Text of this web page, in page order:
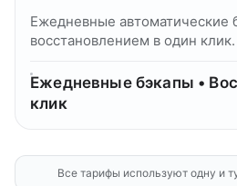
Ежедневные автоматические
восстановлением в один клик.
Ежедневные бэкапы •
клик
Все тарифы используют одну и